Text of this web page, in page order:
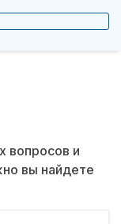
вопросов и
вы найдете